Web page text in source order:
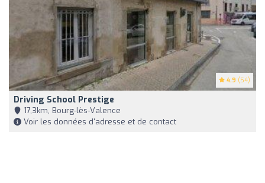
4.9 (54)
Driving School Prestige
17,3km, Bourg-lès-Valence
Voir les données d'adresse et de contact